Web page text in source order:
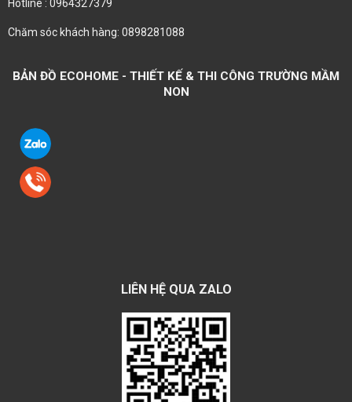
Hotline : 0964327379
Chăm sóc khách hàng: 0898281088
BẢN ĐỒ ECOHOME - THIẾT KẾ & THI CÔNG TRƯỜNG MẦM
NON
LIÊN HỆ QUA ZALO